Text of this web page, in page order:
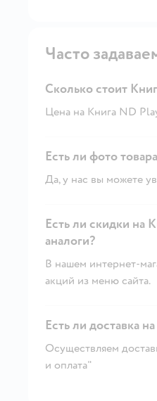
Часто
Сколько стоит
Цена на Книга ND
Есть ли фото
Да, у нас вы можете
Есть ли скидки на
аналоги?
В нашем интернет-
акций из меню сайта.
Есть ли доставка
Осуществляем
и оплата"